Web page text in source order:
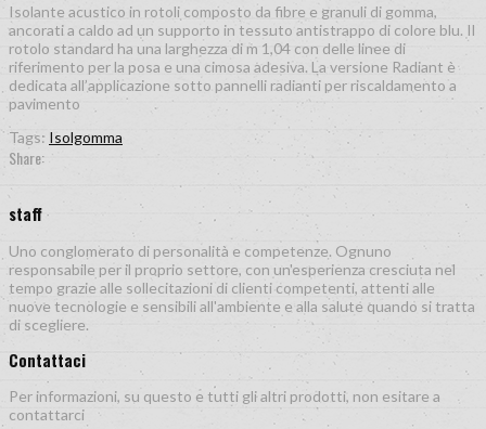
Isolante acustico in rotoli composto da fibre e granuli di gomma,
ancorati a caldo ad un supporto in tessuto antistrappo di colore blu. Il
rotolo standard ha una larghezza di m 1,04 con delle linee di
riferimento per la posa e una cimosa adesiva. La versione Radiant è
dedicata all’applicazione sotto pannelli radianti per riscaldamento a
pavimento
Tags: Isolgomma
Share:
staff
Uno conglomerato di personalità e competenze. Ognuno
responsabile per il proprio settore, con un'esperienza cresciuta nel
tempo grazie alle sollecitazioni di clienti competenti, attenti alle
nuove tecnologie e sensibili all'ambiente e alla salute quando si tratta
di scegliere.
Contattaci
Per informazioni, su questo e tutti gli altri prodotti, non esitare a
contattarci